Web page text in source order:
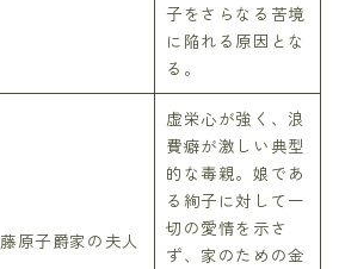
子をさらなる苦境
に陥れる原因とな
る。
藤原子爵家の夫人
虚栄心が強く、浪
費癖が激しい典型
的な毒親。娘であ
る絢子に対して一
切の愛情を示さ
ず、家のための金